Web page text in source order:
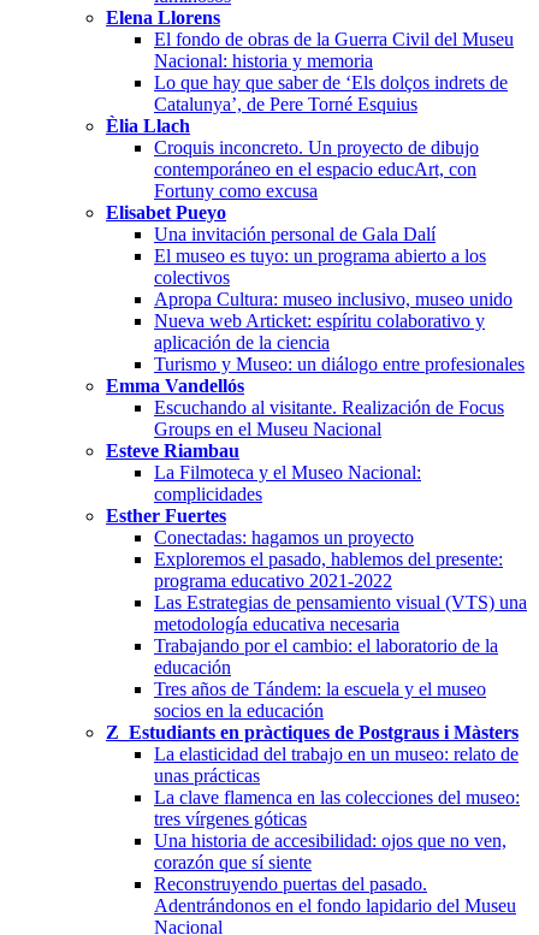
Elena Llorens
El fondo de obras de la Guerra Civil del Museu
Nacional: historia y memoria
Lo que hay que saber de ‘Els dolços indrets de
Catalunya’, de Pere Torné Esquius
Èlia Llach
Croquis inconcreto. Un proyecto de dibujo
contemporáneo en el espacio educArt, con
Fortuny como excusa
Elisabet Pueyo
Una invitación personal de Gala Dalí
El museo es tuyo: un programa abierto a los
colectivos
Apropa Cultura: museo inclusivo, museo unido
Nueva web Articket: espíritu colaborativo y
aplicación de la ciencia
Turismo y Museo: un diálogo entre profesionales
Emma Vandellós
Escuchando al visitante. Realización de Focus
Groups en el Museu Nacional
Esteve Riambau
La Filmoteca y el Museo Nacional:
complicidades
Esther Fuertes
Conectadas: hagamos un proyecto
Exploremos el pasado, hablemos del presente:
programa educativo 2021-2022
Las Estrategias de pensamiento visual (VTS) una
metodología educativa necesaria
Trabajando por el cambio: el laboratorio de la
educación
Tres años de Tándem: la escuela y el museo
socios en la educación
Z_Estudiants en pràctiques de Postgraus i Màsters
La elasticidad del trabajo en un museo: relato de
unas prácticas
La clave flamenca en las colecciones del museo:
tres vírgenes góticas
Una historia de accesibilidad: ojos que no ven,
corazón que sí siente
Reconstruyendo puertas del pasado.
Adentrándonos en el fondo lapidario del Museu
Nacional